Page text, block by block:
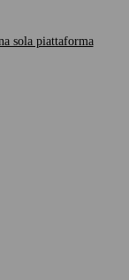
sola piattaforma